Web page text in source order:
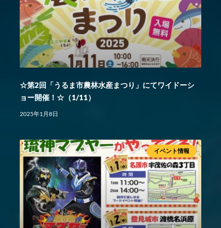
☆第2回「うるま市農林水産まつり」にてワイドーシ
ョー開催！☆（1/11）
2025年1月8日
イベント情報